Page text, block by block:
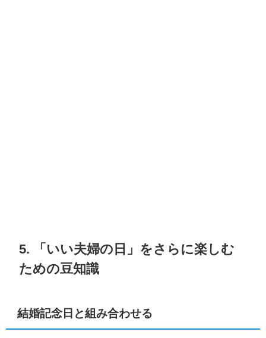
5. 「いい夫婦の日」をさらに楽しむ
ための豆知識
結婚記念日と組み合わせる